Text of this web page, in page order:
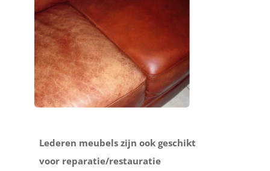
Lederen meubels zijn ook geschikt
voor reparatie/restauratie